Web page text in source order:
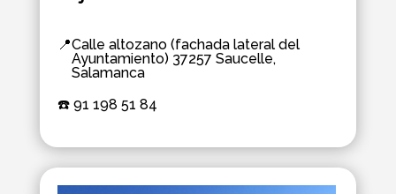
📍Calle altozano (fachada lateral del
Ayuntamiento) 37257 Saucelle,
Salamanca
☎️ 91 198 51 84